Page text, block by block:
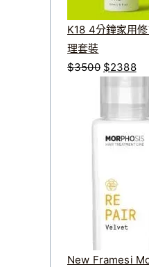
8
到
4
0
K18 4分鐘家用
理套裝
$3500 原
價
格
：
3
5
0
$2388目
價
格
：
8
。
New Framesi